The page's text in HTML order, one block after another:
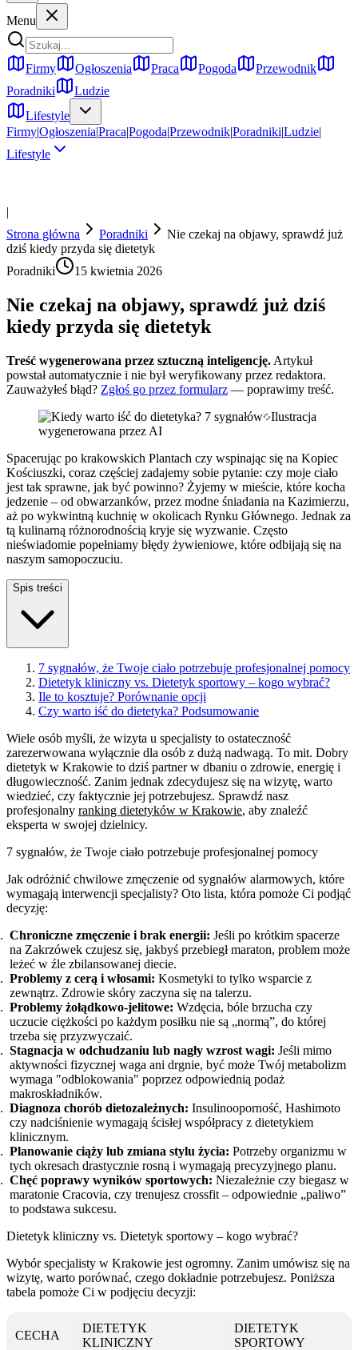
Menu
Firmy Ogłoszenia Praca Pogoda
Przewodnik
Poradniki
Ludzie
Lifestyle
Firmy|Ogłoszenia|Praca|Pogoda|Przewodnik|Poradniki|Ludzie|
Lifestyle
|
Strona główna
Poradniki
Nie czekaj na objawy, sprawdź już
dziś kiedy przyda się dietetyk
Poradniki
15 kwietnia 2026
Nie czekaj na objawy, sprawdź już dziś
kiedy przyda się dietetyk
Treść wygenerowana przez sztuczną inteligencję. Artykuł
powstał automatycznie i nie był weryfikowany przez redaktora.
Zauważyłeś błąd? Zgłoś go przez formularz — poprawimy treść.
Ilustracja
wygenerowana przez AI
Spacerując po krakowskich Plantach czy wspinając się na Kopiec
Kościuszki, coraz częściej zadajemy sobie pytanie: czy moje ciało
jest tak sprawne, jak być powinno? Żyjemy w mieście, które kocha
jedzenie – od obwarzanków, przez modne śniadania na Kazimierzu,
aż po wykwintną kuchnię w okolicach Rynku Głównego. Jednak za
tą kulinarną różnorodnością kryje się wyzwanie. Często
nieświadomie popełniamy błędy żywieniowe, które odbijają się na
naszym samopoczuciu.
Spis treści
7 sygnałów, że Twoje ciało potrzebuje profesjonalnej pomocy
Dietetyk kliniczny vs. Dietetyk sportowy – kogo wybrać?
Ile to kosztuje? Porównanie opcji
Czy warto iść do dietetyka? Podsumowanie
Wiele osób myśli, że wizyta u specjalisty to ostateczność
zarezerwowana wyłącznie dla osób z dużą nadwagą. To mit. Dobry
dietetyk w Krakowie to dziś partner w dbaniu o zdrowie, energię i
długowieczność. Zanim jednak zdecydujesz się na wizytę, warto
wiedzieć, czy faktycznie jej potrzebujesz. Sprawdź nasz
profesjonalny ranking dietetyków w Krakowie, aby znaleźć
eksperta w swojej dzielnicy.
7 sygnałów, że Twoje ciało potrzebuje profesjonalnej pomocy
Jak odróżnić chwilowe zmęczenie od sygnałów alarmowych, które
wymagają interwencji specjalisty? Oto lista, która pomoże Ci podjąć
decyzję:
Chroniczne zmęczenie i brak energii: Jeśli po krótkim spacerze
na Zakrzówek czujesz się, jakbyś przebiegł maraton, problem może
leżeć w źle zbilansowanej diecie.
Problemy z cerą i włosami: Kosmetyki to tylko wsparcie z
zewnątrz. Zdrowie skóry zaczyna się na talerzu.
Problemy żołądkowo-jelitowe: Wzdęcia, bóle brzucha czy
uczucie ciężkości po każdym posiłku nie są „normą”, do której
trzeba się przyzwyczaić.
Stagnacja w odchudzaniu lub nagły wzrost wagi: Jeśli mimo
aktywności fizycznej waga ani drgnie, być może Twój metabolizm
wymaga "odblokowania" poprzez odpowiednią podaż
makroskładników.
Diagnoza chorób dietozależnych: Insulinooporność, Hashimoto
czy nadciśnienie wymagają ścisłej współpracy z dietetykiem
klinicznym.
Planowanie ciąży lub zmiana stylu życia: Potrzeby organizmu w
tych okresach drastycznie rosną i wymagają precyzyjnego planu.
Chęć poprawy wyników sportowych: Niezależnie czy biegasz w
maratonie Cracovia, czy trenujesz crossfit – odpowiednie „paliwo”
to podstawa sukcesu.
Dietetyk kliniczny vs. Dietetyk sportowy – kogo wybrać?
Wybór specjalisty w Krakowie jest ogromny. Zanim umówisz się na
wizytę, warto porównać, czego dokładnie potrzebujesz. Poniższa
tabela pomoże Ci w podjęciu decyzji:
CECHA
DIETETYK
KLINICZNY
DIETETYK
SPORTOWY